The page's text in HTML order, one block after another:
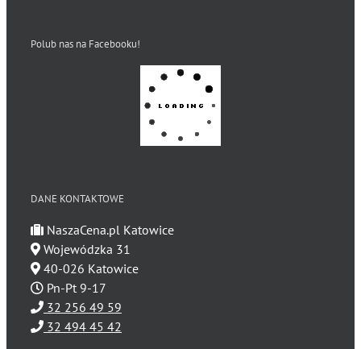
Polub nas na Facebooku!
DANE KONTAKTOWE
NaszaCena.pl Katowice
Wojewódzka 31
40-026 Katowice
Pn-Pt 9-17
32 256 49 59
32 494 45 42